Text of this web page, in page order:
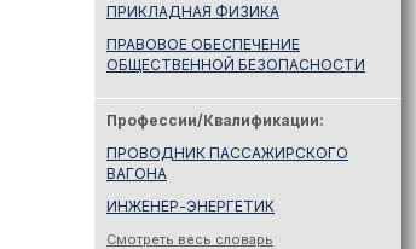
ПРИКЛАДНАЯ ФИЗИКА
ПРАВОВОЕ ОБЕСПЕЧЕНИЕ
ОБЩЕСТВЕННОЙ БЕЗОПАСНОСТИ
Профессии/Квалификации:
ПРОВОДНИК ПАССАЖИРСКОГО
ВАГОНА
ИНЖЕНЕР-ЭНЕРГЕТИК
Смотреть весь словарь